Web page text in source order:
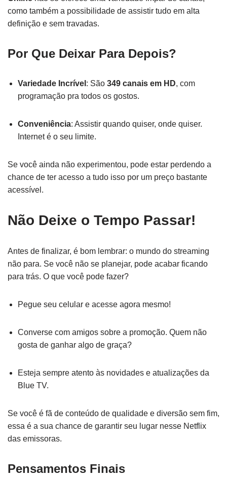
como também a possibilidade de assistir tudo em alta
definição e sem travadas.
Por Que Deixar Para Depois?
Variedade Incrível : São 349 canais em HD, com
programação pra todos os gostos.
Conveniência: Assistir quando quiser, onde quiser.
Internet é o seu limite.
Se você ainda não experimentou, pode estar perdendo a
chance de ter acesso a tudo isso por um preço bastante
acessível.
Não Deixe o Tempo Passar!
Antes de finalizar, é bom lembrar: o mundo do streaming
não para. Se você não se planejar, pode acabar ficando
para trás. O que você pode fazer?
Pegue seu celular e acesse agora mesmo!
Converse com amigos sobre a promoção. Quem não
gosta de ganhar algo de graça?
Esteja sempre atento às novidades e atualizações da
Blue TV.
Se você é fã de conteúdo de qualidade e diversão sem fim,
essa é a sua chance de garantir seu lugar nesse Netflix
das emissoras.
Pensamentos Finais